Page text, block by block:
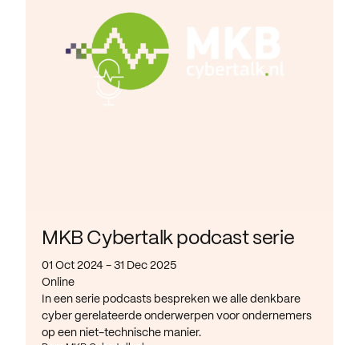
MKB Cybertalk podcast serie
01 Oct 2024 - 31 Dec 2025
Online
In een serie podcasts bespreken we alle denkbare
cyber gerelateerde onderwerpen voor ondernemers
op een niet-technische manier.